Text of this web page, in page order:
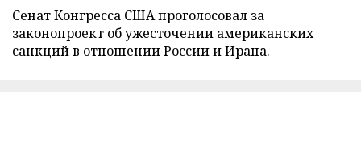
Сенат Конгресса США проголосовал за
законопроект об ужесточении американских
санкций в отношении России и Ирана.